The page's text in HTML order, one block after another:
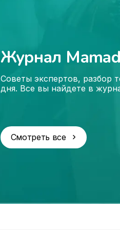
Журнал
Советы экспертов, разбор
дня. Все вы найдете в
Смотреть все